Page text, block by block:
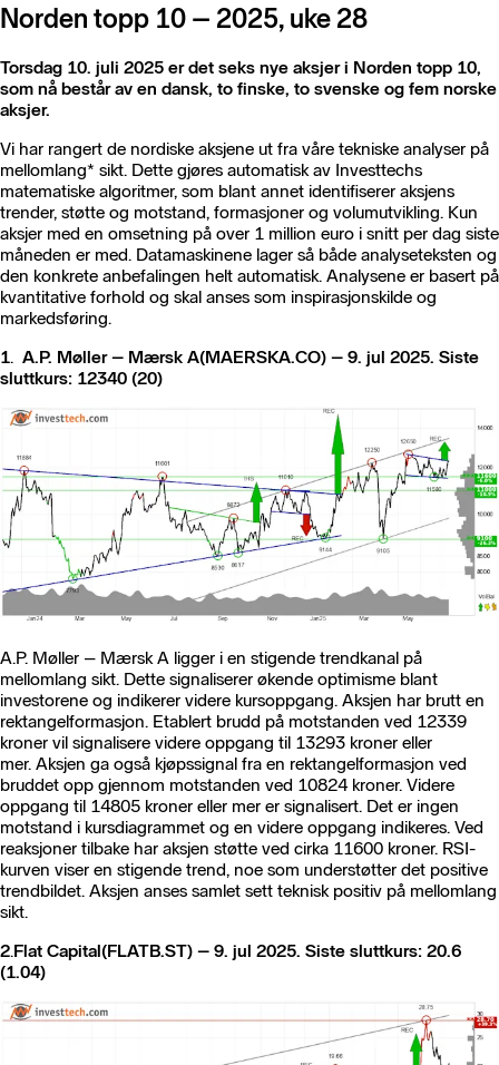
Norden topp 10 – 2025, uke 28
Torsdag 10. juli 2025 er det seks nye aksjer i Norden topp 10,
som nå består av en dansk, to finske, to svenske og fem norske
aksjer.
Vi har rangert de nordiske aksjene ut fra våre tekniske analyser på
mellomlang* sikt. Dette gjøres automatisk av Investtechs
matematiske algoritmer, som blant annet identifiserer aksjens
trender, støtte og motstand, formasjoner og volumutvikling. Kun
aksjer med en omsetning på over 1 million euro i snitt per dag siste
måneden er med. Datamaskinene lager så både analyseteksten og
den konkrete anbefalingen helt automatisk. Analysene er basert på
kvantitative forhold og skal anses som inspirasjonskilde og
markedsføring.
1. A.P. Møller – Mærsk A(MAERSKA.CO) – 9. jul 2025. Siste
sluttkurs: 12340 (20)
A.P. Møller – Mærsk A ligger i en stigende trendkanal på
mellomlang sikt. Dette signaliserer økende optimisme blant
investorene og indikerer videre kursoppgang. Aksjen har brutt en
rektangelformasjon. Etablert brudd på motstanden ved 12339
kroner vil signalisere videre oppgang til 13293 kroner eller
mer. Aksjen ga også kjøpssignal fra en rektangelformasjon ved
bruddet opp gjennom motstanden ved 10824 kroner. Videre
oppgang til 14805 kroner eller mer er signalisert. Det er ingen
motstand i kursdiagrammet og en videre oppgang indikeres. Ved
reaksjoner tilbake har aksjen støtte ved cirka 11600 kroner. RSI-
kurven viser en stigende trend, noe som understøtter det positive
trendbildet. Aksjen anses samlet sett teknisk positiv på mellomlang
sikt.
2.Flat Capital(FLATB.ST) – 9. jul 2025. Siste sluttkurs: 20.6
(1.04)